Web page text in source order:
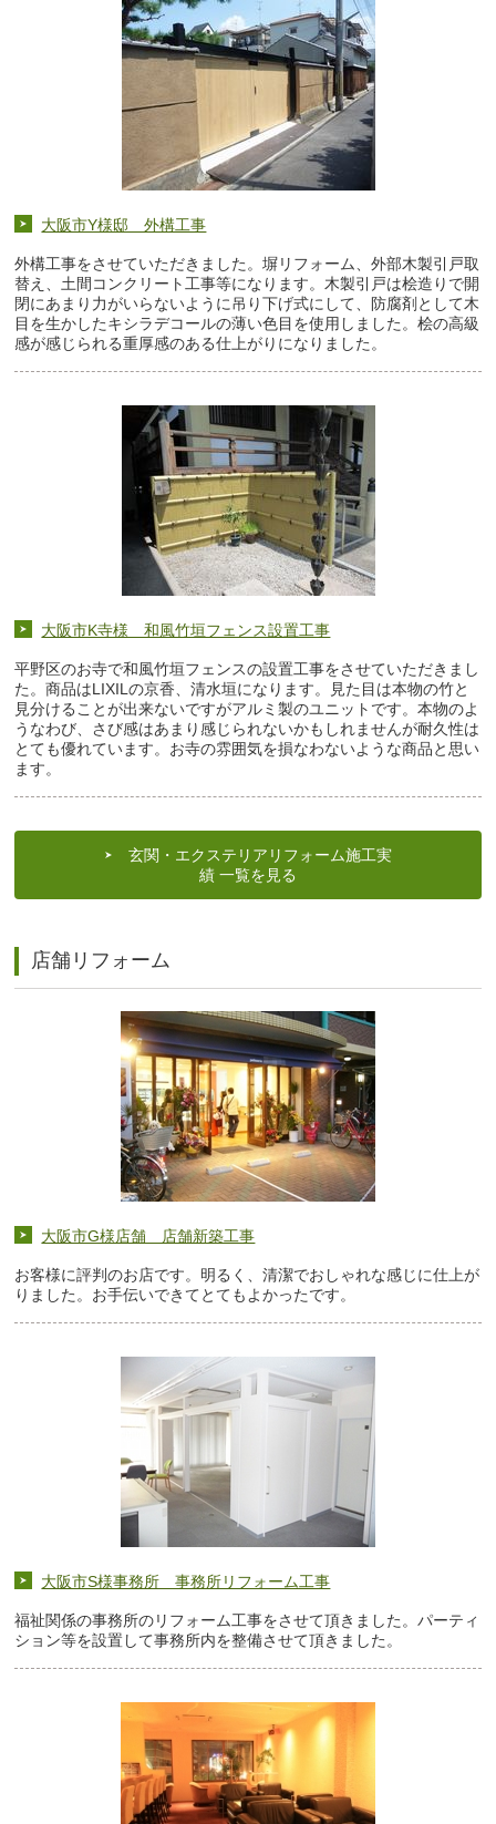
大阪市Y様邸 外構工事
外構工事をさせていただきました。塀リフォーム、外部木製引戸取
替え、土間コンクリート工事等になります。木製引戸は桧造りで開
閉にあまり力がいらないように吊り下げ式にして、防腐剤として木
目を生かしたキシラデコールの薄い色目を使用しました。桧の高級
感が感じられる重厚感のある仕上がりになりました。
大阪市K寺様 和風竹垣フェンス設置工事
平野区のお寺で和風竹垣フェンスの設置工事をさせていただきまし
た。商品はLIXILの京香、清水垣になります。見た目は本物の竹と
見分けることが出来ないですがアルミ製のユニットです。本物のよ
うなわび、さび感はあまり感じられないかもしれませんが耐久性は
とても優れています。お寺の雰囲気を損なわないような商品と思い
ます。
玄関・エクステリアリフォーム施工実
績 一覧を見る
店舗リフォーム
大阪市G様店舗 店舗新築工事
お客様に評判のお店です。明るく、清潔でおしゃれな感じに仕上が
りました。お手伝いできてとてもよかったです。
大阪市S様事務所 事務所リフォーム工事
福祉関係の事務所のリフォーム工事をさせて頂きました。パーティ
ション等を設置して事務所内を整備させて頂きました。